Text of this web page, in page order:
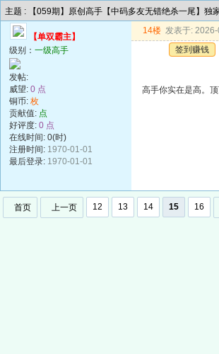
主题 : 【059期】原创高手【中码多友无错绝杀一尾】独
【单双霸主】
级别： 一级高手
发帖:
威望: 0 点
铜币: 枚
贡献值: 点
好评度: 0 点
在线时间: 0(时)
注册时间: 1970-01-01
最后登录: 1970-01-01
14楼 发表于:
签到赚钱
高手你实在是高。
首页 上一页 12 13 14 15 16